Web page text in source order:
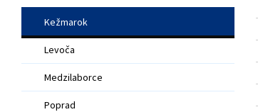
Kežmarok
Levoča
Medzilaborce
Poprad